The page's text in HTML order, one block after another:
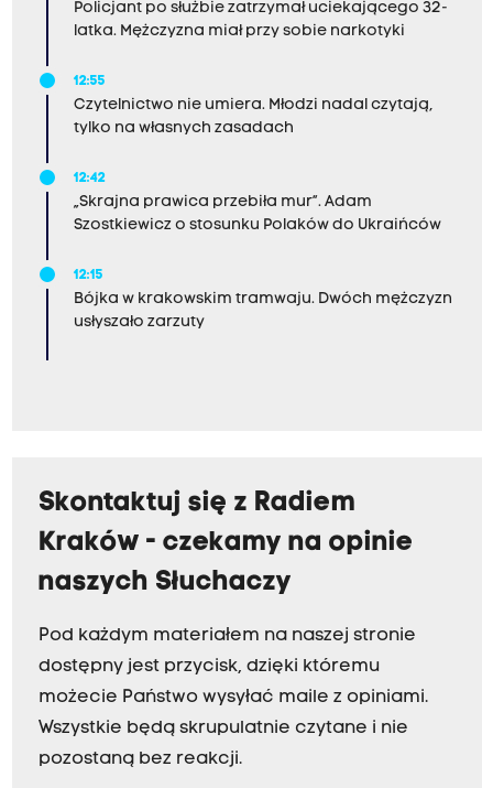
Policjant po służbie zatrzymał uciekającego 32-
latka. Mężczyzna miał przy sobie narkotyki
12:55
Czytelnictwo nie umiera. Młodzi nadal czytają,
tylko na własnych zasadach
12:42
„Skrajna prawica przebiła mur”. Adam
Szostkiewicz o stosunku Polaków do Ukraińców
12:15
Bójka w krakowskim tramwaju. Dwóch mężczyzn
usłyszało zarzuty
Skontaktuj się z Radiem
Kraków - czekamy na opinie
naszych Słuchaczy
Pod każdym materiałem na naszej stronie
dostępny jest przycisk, dzięki któremu
możecie Państwo wysyłać maile z opiniami.
Wszystkie będą skrupulatnie czytane i nie
pozostaną bez reakcji.